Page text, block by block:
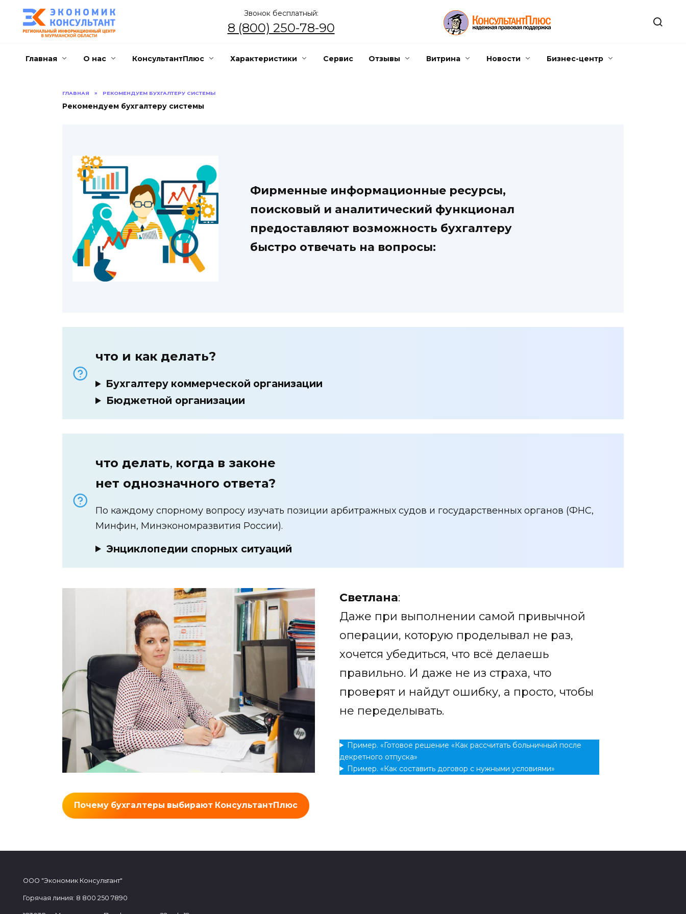
содержанию
Звонок бесплатный:
8 (800) 250-78-90
Главная О нас КонсультантПлюс Характеристики Сервис Отзывы Витрина Новости Бизнес-центр
ГЛАВНАЯ » РЕКОМЕНДУЕМ БУХГАЛТЕРУ СИСТЕМЫ
Рекомендуем бухгалтеру системы
Фирменные информационные ресурсы,
поисковый и аналитический функционал
предоставляют возможность бухгалтеру
быстро отвечать на вопросы:
что и как делать?
Бухгалтеру коммерческой организации
Бюджетной организации
что делать, когда в законе
нет однозначного ответа?
По каждому спорному вопросу изучать позиции арбитражных судов и государственных органов (ФНС,
Минфин, Минэкономразвития России).
Энциклопедии спорных ситуаций
Светлана:
Даже при выполнении самой привычной
операции, которую проделывал не раз,
хочется убедиться, что всё делаешь
правильно. И даже не из страха, что
проверят и найдут ошибку, а просто, чтобы
не переделывать.
Пример. «Готовое решение «Как рассчитать больничный после
декретного отпуска»
Пример. «Как составить договор с нужными условиями»
Почему бухгалтеры выбирают КонсультантПлюс
ООО "Экономик Консультант"
Горячая линия: 8 800 250 7890